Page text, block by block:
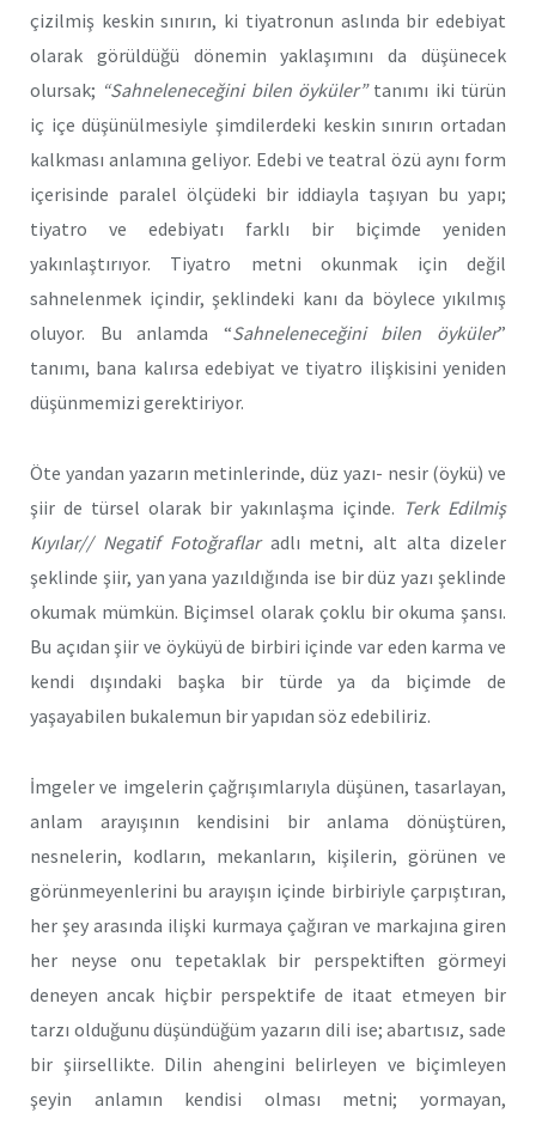
çizilmiş keskin sınırın, ki tiyatronun aslında bir edebiyat
olarak görüldüğü dönemin yaklaşımını da düşünecek
olursak; “Sahneleneceğini bilen öyküler”tanımı iki türün
iç içe düşünülmesiyle şimdilerdeki keskin sınırın ortadan
kalkması anlamına geliyor. Edebi ve teatral özü aynı form
içerisinde paralel ölçüdeki bir iddiayla taşıyan bu yapı;
tiyatro ve edebiyatı farklı bir biçimde yeniden
yakınlaştırıyor. Tiyatro metni okunmak için değil
sahnelenmek içindir, şeklindeki kanı da böylece yıkılmış
oluyor. Bu anlamda “Sahneleneceğini bilen öyküler”
tanımı, bana kalırsa edebiyat ve tiyatro ilişkisini yeniden
düşünmemizi gerektiriyor.
Öte yandan yazarın metinlerinde, düz yazı- nesir (öykü) ve
şiir de türsel olarak bir yakınlaşma içinde. Terk Edilmiş
Kıyılar// Negatif Fotoğraflar adlı metni, alt alta dizeler
şeklinde şiir, yan yana yazıldığında ise bir düz yazı şeklinde
okumak mümkün. Biçimsel olarak çoklu bir okuma şansı.
Bu açıdan şiir ve öyküyü de birbiri içinde var eden karma ve
kendi dışındaki başka bir türde ya da biçimde de
yaşayabilen bukalemun bir yapıdan söz edebiliriz.
İmgeler ve imgelerin çağrışımlarıyla düşünen, tasarlayan,
anlam arayışının kendisini bir anlama dönüştüren,
nesnelerin, kodların, mekanların, kişilerin, görünen ve
görünmeyenlerini bu arayışın içinde birbiriyle çarpıştıran,
her şey arasında ilişki kurmaya çağıran ve markajına giren
her neyse onu tepetaklak bir perspektiften görmeyi
deneyen ancak hiçbir perspektife de itaat etmeyen bir
tarzı olduğunu düşündüğüm yazarın dili ise; abartısız, sade
bir şiirsellikte. Dilin ahengini belirleyen ve biçimleyen
şeyin anlamın kendisi olması metni; yormayan,